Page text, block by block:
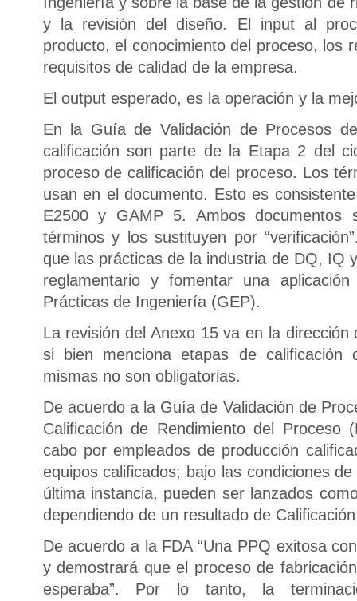
y la revisión del diseño. El input al
producto, el conocimiento del proceso, los
requisitos de calidad de la empresa.
El output esperado, es la operación y la
En la Guía de Validación de Procesos
calificación son parte de la Etapa 2 del
proceso de calificación del proceso. Los
usan en el documento. Esto es
E2500 y GAMP 5. Ambos documentos
términos y los sustituyen por
que las prácticas de la industria de DQ, IQ
reglamentario y fomentar una
Prácticas de Ingeniería (GEP).
La revisión del Anexo 15 va en la
si bien menciona etapas de
mismas no son obligatorias.
De acuerdo a la Guía de Validación de
Calificación de Rendimiento del Proceso
cabo por empleados de producción
equipos calificados; bajo las condiciones
última instancia, pueden ser lanzados
dependiendo de un resultado de
De acuerdo a la FDA “Una PPQ exitosa
y demostrará que el proceso de
esperaba”. Por lo tanto, la